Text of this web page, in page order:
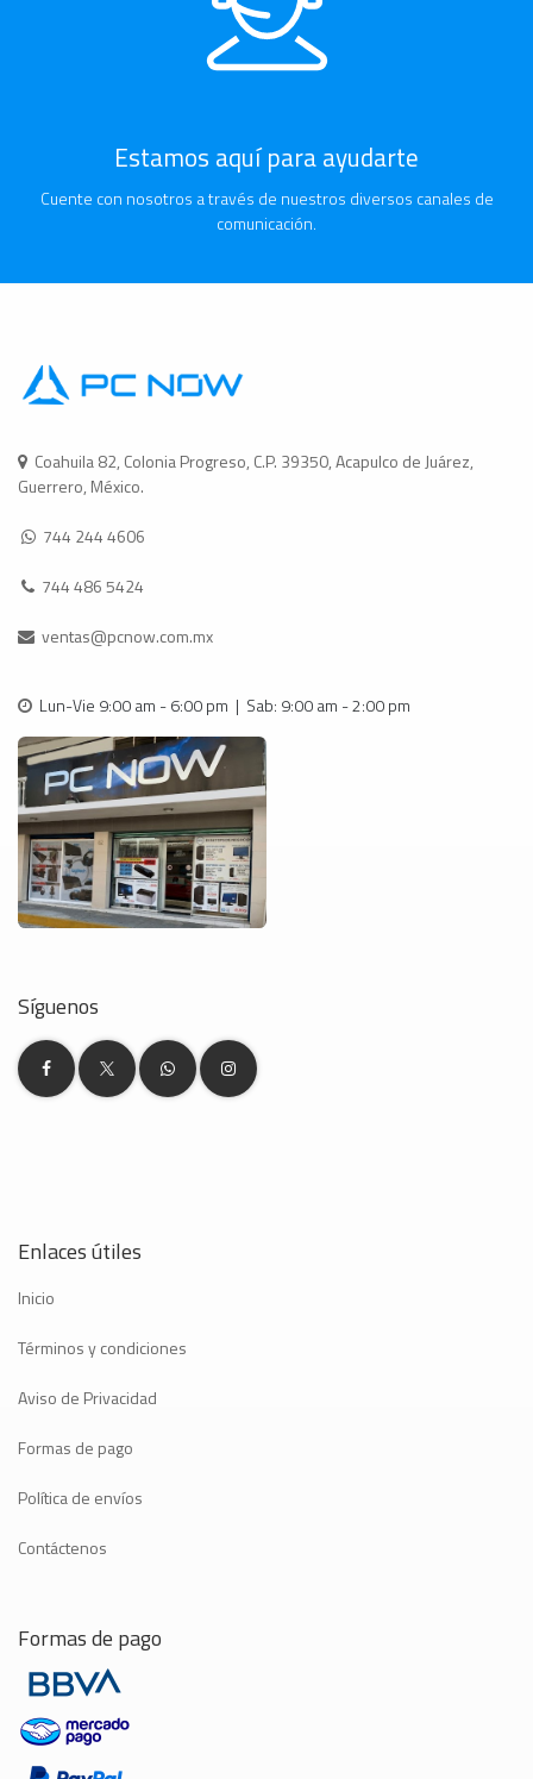
Estamos aquí para ayudarte
Cuente con nosotros a través de nuestros diversos canales de
comunicación.
Coahuila 82, Colonia Progreso, C.P. 39350, Acapulco de Juárez,
Guerrero, México.
744 244 4606
744 486 5424
ventas@pcnow.com.mx
Lun-Vie 9:00 am - 6:00 pm | Sab: 9:00 am - 2:00 pm
Síguenos
Enlaces útiles
Inicio
Términos y condiciones
Aviso de Privacidad
Formas de pago
Política de envíos
Contáctenos
Formas de pago